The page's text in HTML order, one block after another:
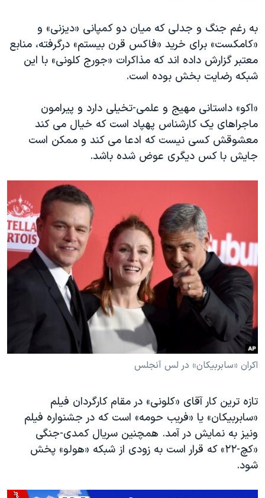
به رغم جنگ و جدلی که میان دو کمپانی «دیزنی» و
«کامکست» برای خرید «فاکس قرن بیستم» درگرفته، منابع
معتبر گزارش داده اند که مذاکرات «جورج کلونی» با این
شبکه رضایت بخش بوده است.
«اکو» داستانی مهیج و علمی-تخیلی دارد و پیرامون
ماجراهای یک کارشناس پهپاد است که خیال می کند
معشوقش کسی نیست که ادعا می کند و ممکن است
جایش با کس دیگری عوض شده باشد.
اکران «سابربیکان» در لس آنجلس
تازه ترین کار آقای «کلونی» در مقام کارگردان فیلم
«سابربیکان» یا «فریب حومه» است که در جشنواره فیلم
ونیز به نمایش در آمد. همچنین سریال کمدی-جنگی
«کچ-۲۲» که قرار است به زودی از شبکه «هولو» پخش
شود.